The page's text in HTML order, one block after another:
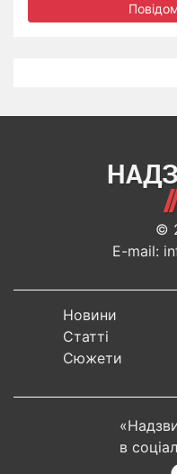
©
E-mail:
Новини
Статті
Сюжети
в